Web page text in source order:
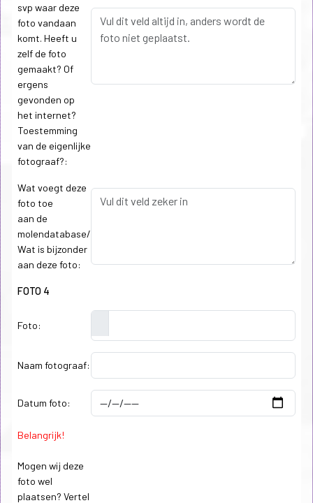
svp waar deze
foto vandaan
komt. Heeft u
zelf de foto
gemaakt? Of
ergens
gevonden op
het internet?
Toestemming
van de eigenlijke
fotograaf?:
Wat voegt deze
foto toe
aan de
molendatabase/
Wat is bijzonder
aan deze foto:
FOTO 4
Foto:
Naam fotograaf:
Datum foto:
Belangrijk!
Mogen wij deze
foto wel
plaatsen? Vertel